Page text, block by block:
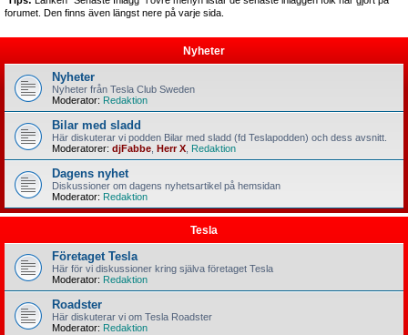
forumet. Den finns även längst nere på varje sida.
Nyheter
Nyheter
Nyheter från Tesla Club Sweden
Moderator: Redaktion
Bilar med sladd
Här diskuterar vi podden Bilar med sladd (fd Teslapodden) och dess avsnitt.
Moderatorer: djFabbe Herr X Redaktion
Dagens nyhet
Diskussioner om dagens nyhetsartikel på hemsidan
Moderator: Redaktion
Tesla
Företaget Tesla
Här för vi diskussioner kring själva företaget Tesla
Moderator: Redaktion
Roadster
Här diskuterar vi om Tesla Roadster
Moderator: Redaktion